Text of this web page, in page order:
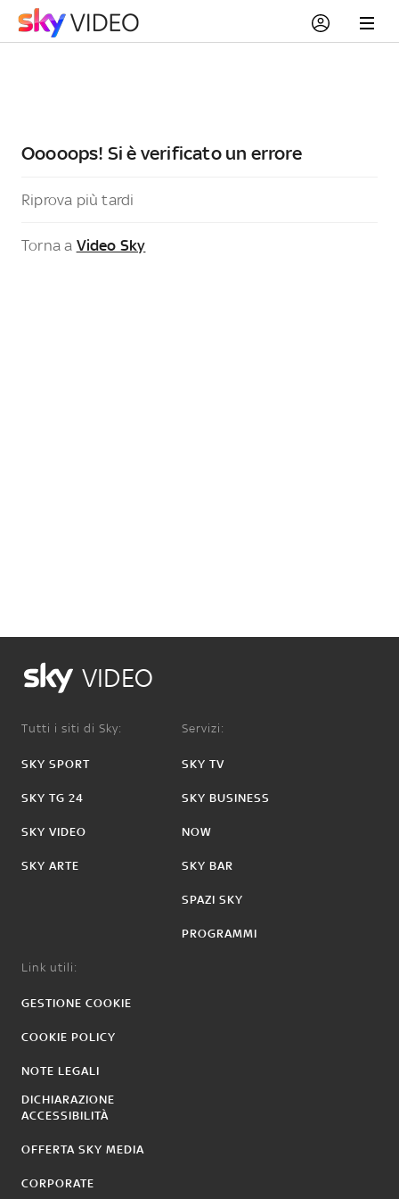
Ooooops! Si è verificato un errore
Riprova più tardi
Torna a Video Sky
VIDEO
Tutti i siti di Sky:
SKY SPORT
SKY TG 24
SKY VIDEO
SKY ARTE
Servizi:
SKY TV
SKY BUSINESS
NOW
SKY BAR
SPAZI SKY
PROGRAMMI
Link utili:
GESTIONE COOKIE
COOKIE POLICY
NOTE LEGALI
DICHIARAZIONE
ACCESSIBILITÀ
OFFERTA SKY MEDIA
CORPORATE